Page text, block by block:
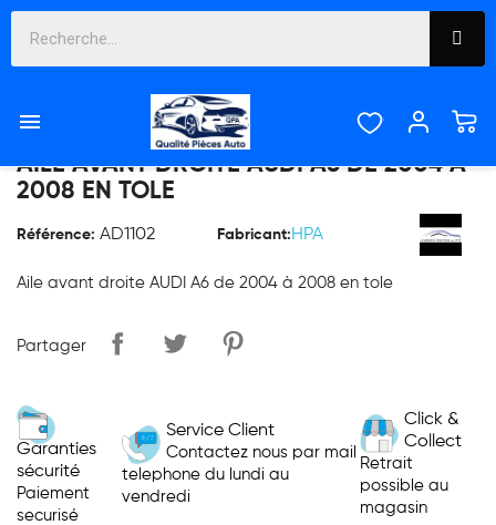

AILE AVANT DROITE AUDI A6 DE 2004 À
2008 EN TOLE
Référence: AD1102 Fabricant: HPA
Aile avant droite AUDI A6 de 2004 à 2008 en tole
Partager
Garanties
sécurité
Paiement
securisé
Service Client
Contactez nous par mail
telephone du lundi au
vendredi
Click &
Collect
Retrait
possible au
magasin